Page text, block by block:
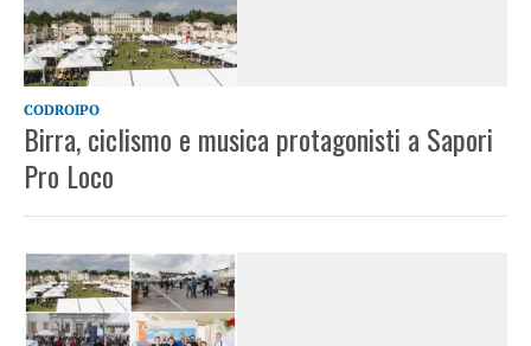
CODROIPO
Birra, ciclismo e musica protagonisti a Sapori
Pro Loco